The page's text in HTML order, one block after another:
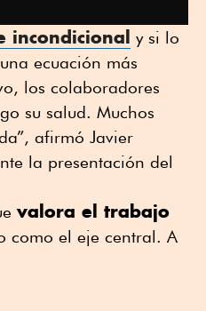
incondicional y si lo
ecuación más
los colaboradores
su salud. Muchos
afirmó Javier
la presentación del
valora el trabajo
como el eje central. A